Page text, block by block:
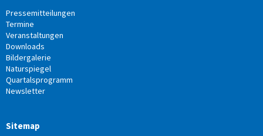
Pressemitteilungen
Termine
Veranstaltungen
Downloads
Bildergalerie
Naturspiegel
Quartalsprogramm
Newsletter
Sitemap